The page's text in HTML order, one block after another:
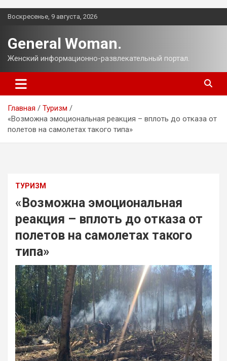
Перейти
Воскресенье, 9 августа, 2026
General Woman.
Женский информационно-развлекательный портал.
Главная
Туризм
«Возможна эмоциональная реакция – вплоть до отказа от
полетов на самолетах такого типа»
ТУРИЗМ
«Возможна эмоциональная
реакция – вплоть до отказа от
полетов на самолетах такого
типа»